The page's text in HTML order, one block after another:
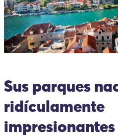
Sus parques
ridículamente
impresionantes